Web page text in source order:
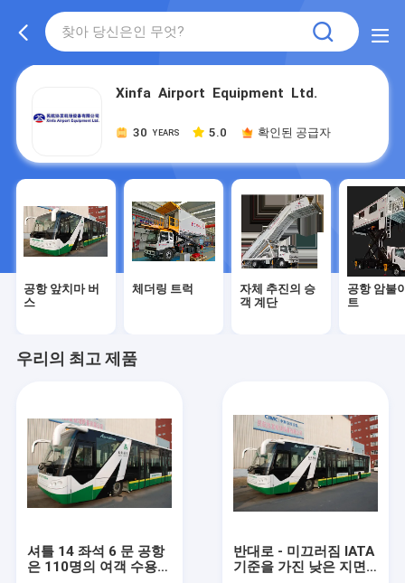
Xinfa Airport Equipment Ltd.
30 YEARS 5.0 확인된 공급자
공항 앞치마 버
스
체더링 트럭
자체 추진의 승
객 계단
공항 암불
트
우리의 최고 제품
셔틀 14 좌석 6 문 공항
은 110명의 여객 수용량
반대로 - 미끄러짐 IATA
기준을 가진 낮은 지면